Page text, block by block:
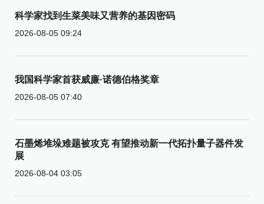
科学家找到生菜美味又营养的基因密码
2026-08-05 09:24
我国科学家首获威廉·诺德伯格奖章
2026-08-05 07:40
石墨烯堆垛难题被攻克 有望推动新一代拓扑量子器件发
展
2026-08-04 03:05